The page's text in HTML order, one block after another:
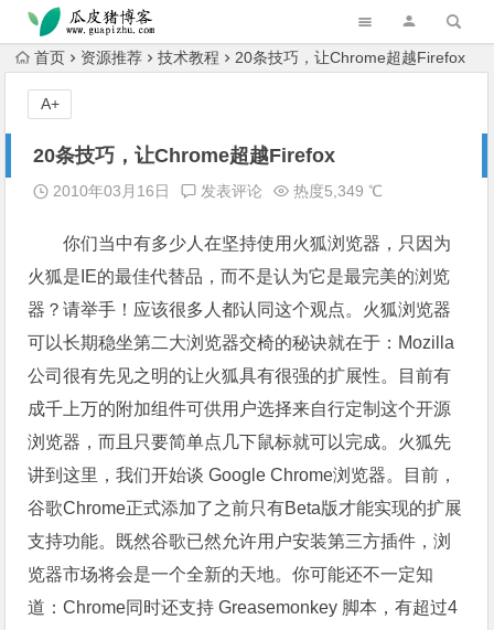
跳转到主内容
首页 资源推荐 技术教程 20条技巧，让Chrome超越Firefox
20条技巧，让Chrome超越Firefox
2010年03月16日 发表评论 热度5,349 ℃
你们当中有多少人在坚持使用火狐浏览器，只因为
火狐是IE的最佳代替品，而不是认为它是最完美的浏览
器？请举手！应该很多人都认同这个观点。火狐浏览器
可以长期稳坐第二大浏览器交椅的秘诀就在于：Mozilla
公司很有先见之明的让火狐具有很强的扩展性。目前有
成千上万的附加组件可供用户选择来自行定制这个开源
浏览器，而且只要简单点几下鼠标就可以完成。火狐先
讲到这里，我们开始谈 Google Chrome浏览器。目前，
谷歌Chrome正式添加了之前只有Beta版才能实现的扩展
支持功能。既然谷歌已然允许用户安装第三方插件，浏
览器市场将会是一个全新的天地。你可能还不一定知
道：Chrome同时还支持 Greasemonkey 脚本，有超过4
A+